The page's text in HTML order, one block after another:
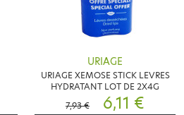
URIAGE
URIAGE XEMOSE STICK LEVRES
HYDRATANT LOT DE 2X4G
7,93 €
6,11 €